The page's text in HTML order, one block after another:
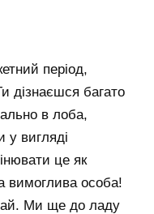
період,
дізнаєшся багато
в лоба,
у вигляді
це як
вимоглива особа!
Ми ще до ладу